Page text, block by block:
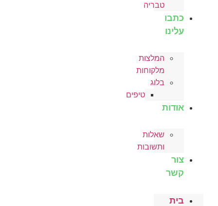
טבריה
כתבו
עלינו
המלצות
מלקוחות
בלוג
טיפים
אודות
שאלות
ותשובות
צור
קשר
בית